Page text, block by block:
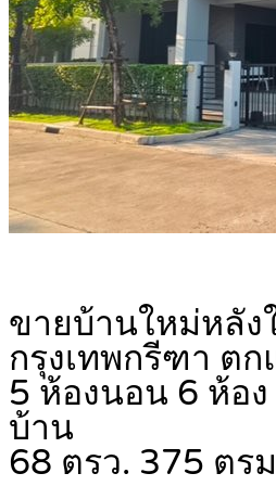
ขายบ้านใหม่หลัง
กรุงเทพกรีฑา ตก
5 ห้องนอน 6 ห้อ
บ้าน
68 ตรว. 375 ตร